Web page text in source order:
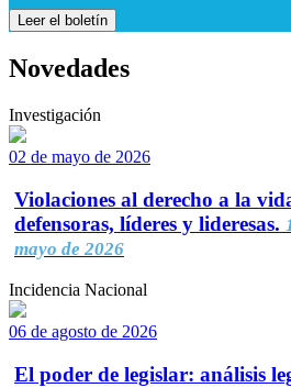
Leer el boletín
Novedades
Investigación
02 de mayo de 2026
Violaciones al derecho a la
defensoras, líderes y lideresas.
mayo de 2026
Incidencia Nacional
06 de agosto de 2026
El poder de legislar: análisis